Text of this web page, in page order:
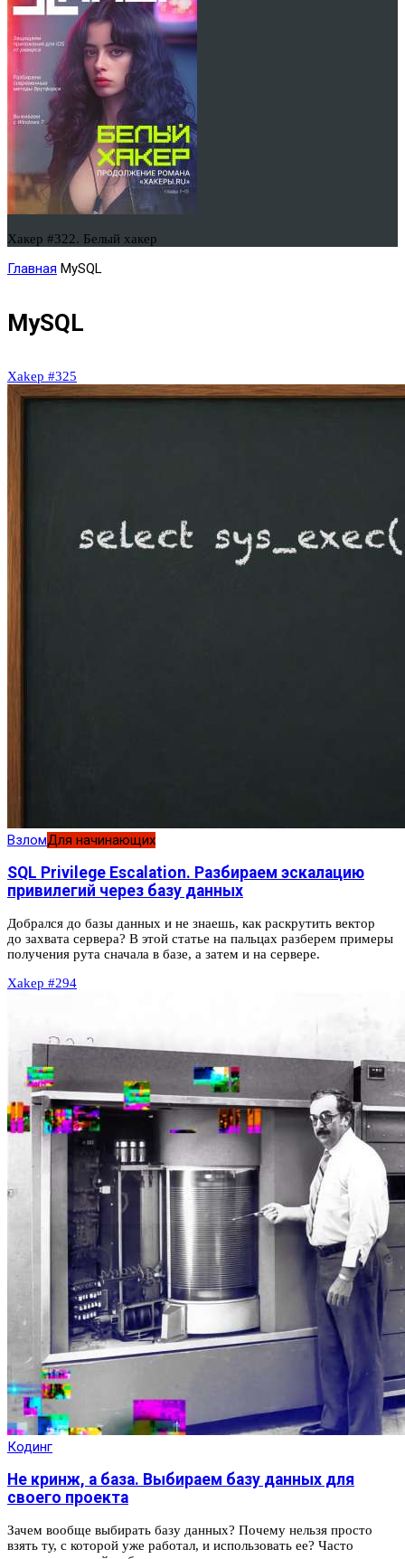
Хакер #322. Белый хакер
Главная MySQL
MySQL
Xakep #325
ВзломДля начинающих
SQL Privilege Escalation. Разбираем эскалацию
привилегий через базу данных
Добрался до базы данных и не знаешь, как раскрутить вектор
до захвата сервера? В этой статье на пальцах разберем примеры
получения рута сначала в базе, а затем и на сервере.
Xakep #294
Кодинг
Не кринж, а база. Выбираем базу данных для
своего проекта
Зачем вообще выбирать базу данных? Почему нельзя просто
взять ту, с которой уже работал, и использовать ее? Часто